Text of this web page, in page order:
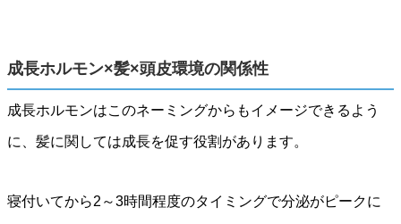
成長ホルモン×髪×頭皮環境の関係性
成長ホルモンはこのネーミングからもイメージできるよう
に、髪に関しては成長を促す役割があります。
寝付いてから2～3時間程度のタイミングで分泌がピークに